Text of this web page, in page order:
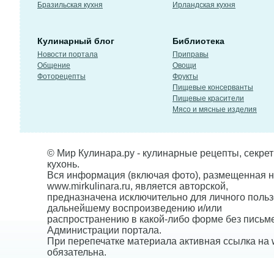
Бразильская кухня
Ирландская кухня
Кулинарный блог
Новости портала
Общение
Фоторецепты
Библиотека
Приправы
Овощи
Фрукты
Пищевые консерванты
Пищевые красители
Мясо и мясные изделия
© Мир Кулинара.ру - кулинарные рецепты,
кухонь.
Вся информация (включая фото), размещенная
www.mirkulinara.ru, является авторской,
предназначена исключительно для личного
дальнейшему воспроизведению и/или
распространению в какой-либо форме без
Администрации портала.
При перепечатке материала активная ссылка на
обязательна.